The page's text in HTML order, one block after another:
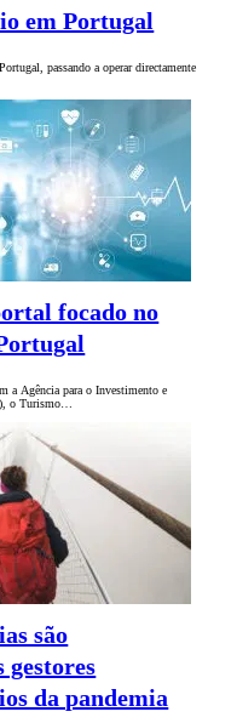
em Portugal
passando a operar directamente
focado no
a Agência para o Investimento e
o Turismo…
são
gestores
da pandemia